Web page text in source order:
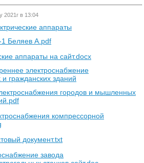
2021г в 13:04
аппараты
1 Беляев А.pdf
аппараты на сайт.docx
электроснабжение
гражданских зданий
городов и мышленных
компрессорной
документ.txt
завода